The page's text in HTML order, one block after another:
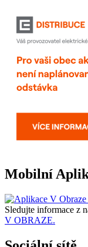
Mobilní
Sledujte informace z
V OBRAZE.